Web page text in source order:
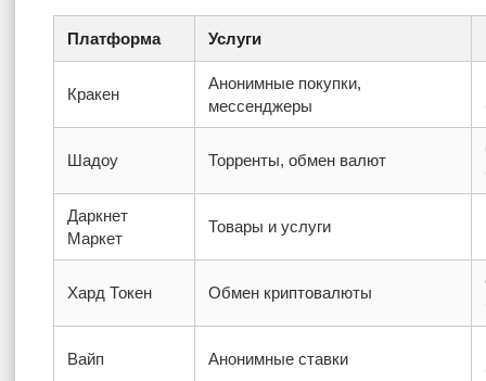
Платформа Услуги
Кракен
Анонимные покупки,
мессенджеры
Шадоу Торренты, обмен валют
Даркнет
Маркет
Товары и услуги
Хард Токен Обмен криптовалюты
Вайп Анонимные ставки